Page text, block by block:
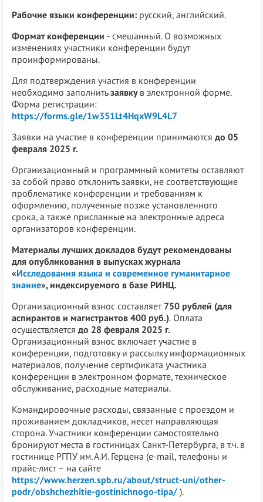
Рабочие языки конференции: русский, английский.
Формат конференции - смешанный. О возможных
изменениях участники конференции будут
проинформированы.
Для подтверждения участия в конференции
необходимо заполнитьзаявку в электронной форме.
Форма регистрации:
https://forms.gle/1w351Lt4HqxW9L4L7
Заявки на участие в конференции принимаются до 05
февраля 2025 г.
Организационный и программный комитеты оставляют
за собой право отклонить заявки, не соответствующие
проблематике конференции и требованиям к
оформлению, полученные позже установленного
срока, а также присланные на электронные адреса
организаторов конференции.
Материалы лучших докладов будут рекомендованы
для опубликования в выпусках журнала
«Исследования языка и современное гуманитарное
знание», индексируемого в базе РИНЦ.
Организационный взнос составляет 750 рублей (для
аспирантов и магистрантов 400 руб.). Оплата
осуществляется до 28 февраля 2025 г.
Организационный взнос включает участие в
конференции, подготовку и рассылку информационных
материалов, получение сертификата участника
конференции в электронном формате, техническое
обслуживание, расходные материалы.
Командировочные расходы, связанные с проездом и
проживанием докладчиков, несет направляющая
сторона. Участники конференции самостоятельно
бронируют места в гостиницах Санкт-Петербурга, в т.ч. в
гостинице РГПУ им. А.И. Герцена (e-mail, телефоны и
прайс-лист – на сайте
https://www.herzen.spb.ru/about/struct-uni/other-
podr/obshchezhitie-gostinichnogo-tipa/ ).